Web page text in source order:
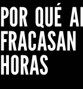
POR QUÉ
HORAS